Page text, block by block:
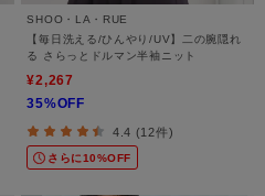
SHOO・LA・RUE
【毎日洗える/ひんやり/UV】二の腕隠れ
る さらっとドルマン半袖ニット
¥2,267
35%OFF
4.4 (12件)
さらに10%OFF